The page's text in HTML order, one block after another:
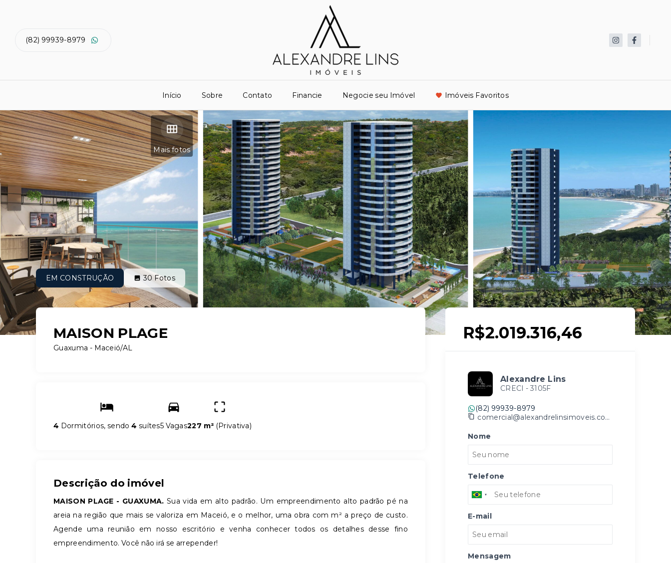
(82) 99939-8979
Início Sobre Contato Financie Negocie seu Imóvel Imóveis Favoritos
Mais fotos
EM CONSTRUÇÃO 30 Fotos
MAISON PLAGE
Guaxuma - Maceió/AL
4 Dormitórios, sendo4 suítes5 Vagas227 m² (Privativa)
Descrição do imóvel
MAISON PLAGE - GUAXUMA. Sua vida em alto padrão. Um empreendimento alto padrão pé na
areia na região que mais se valoriza em Maceió, e o melhor, uma obra com m² a preço de custo.
Agende uma reunião em nosso escritório e venha conhecer todos os detalhes desse fino
empreendimento. Você não irá se arrepender!
R$2.019.316,46
Alexandre Lins
CRECI - 3105F
(82) 99939-8979
comercial@alexandrelinsimoveis.com.br
Nome
Telefone
E-mail
Mensagem